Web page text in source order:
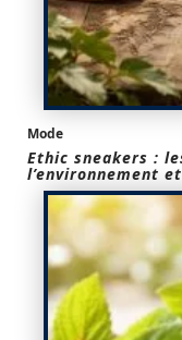
Mode
Ethic sneakers :
l’environnement